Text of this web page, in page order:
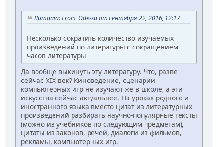
Цитата: From_Odessa от сентября 22, 2016, 12:17
Несколько сократить количество изучаемых
произведений по литературы с сокращением
часов литературы
Да вообще выкинуть эту литературу. Что, разве
сейчас XIX век? Киноведение, сценарии
компьютерных игр не изучают же в школе, а эти
искусства сейчас актуальнее. На уроках родного и
иностранного языка вместо цитат из литературных
произведений разбирать научно-популярные тексты
(можно из учебников по следующим предметам),
цитаты из законов, речей, диалоги из фильмов,
рекламы, компьютерных игр.